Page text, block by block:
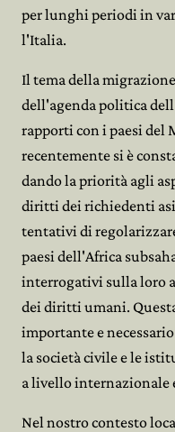
per lunghi periodi in
l'Italia.
Il tema della
dell'agenda politica
rapporti con i paesi del
recentemente si è
dando la priorità agli
diritti dei richiedenti
tentativi di
paesi dell'Africa
interrogativi sulla loro
dei diritti umani.
importante e
la società civile e le
a livello internazionale
Nel nostro contesto